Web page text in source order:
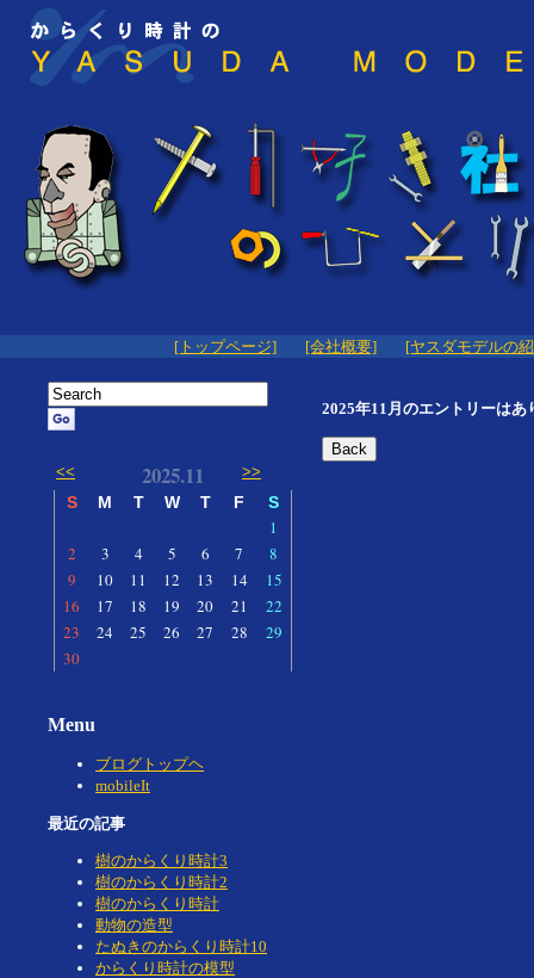
[トップページ] [会社概要] [ヤスダモデルの
2025年11月のエントリーはあ
Back
<<
2025.11 >>
S M T W T F S
1
2
3 4 5 6 7
8
9
10 11 12 13 14
15
16
17 18 19 20 21
22
23
24 25 26 27 28
29
30
Menu
ブログトップヘ
mobileIt
最近の記事
樹のからくり時計3
樹のからくり時計2
樹のからくり時計
動物の造型
たぬきのからくり時計10
からくり時計の模型